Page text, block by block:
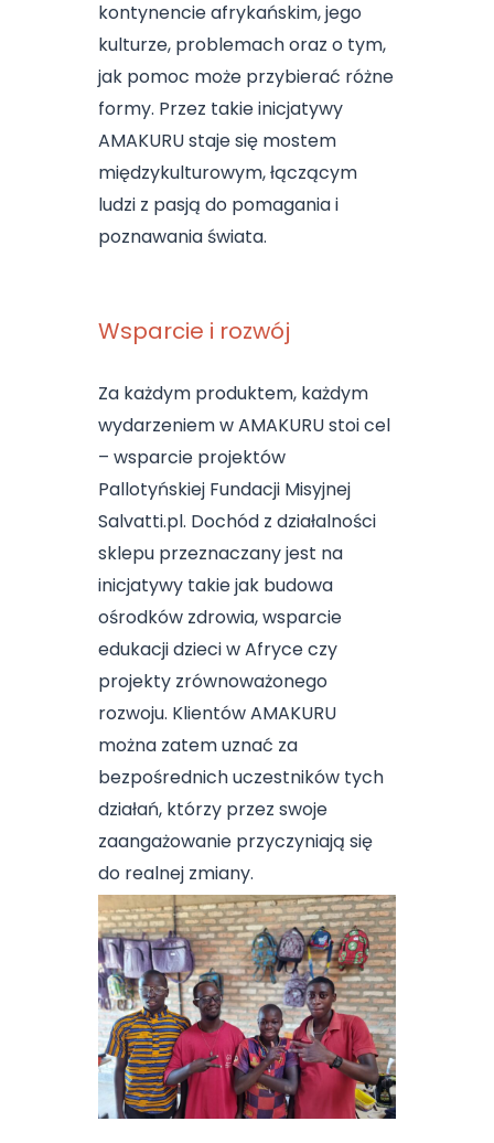
kontynencie afrykańskim, jego
kulturze, problemach oraz o tym,
jak pomoc może przybierać różne
formy. Przez takie inicjatywy
AMAKURU staje się mostem
międzykulturowym, łączącym
ludzi z pasją do pomagania i
poznawania świata.
Wsparcie i rozwój
Za każdym produktem, każdym
wydarzeniem w AMAKURU stoi cel
– wsparcie projektów
Pallotyńskiej Fundacji Misyjnej
Salvatti.pl. Dochód z działalności
sklepu przeznaczany jest na
inicjatywy takie jak budowa
ośrodków zdrowia, wsparcie
edukacji dzieci w Afryce czy
projekty zrównoważonego
rozwoju. Klientów AMAKURU
można zatem uznać za
bezpośrednich uczestników tych
działań, którzy przez swoje
zaangażowanie przyczyniają się
do realnej zmiany.